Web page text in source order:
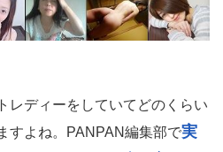
レディーをしていてどのくらい
すよね。PANPAN編集部で実